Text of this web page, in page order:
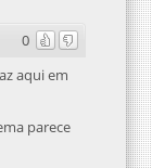
0
aqui em
parece